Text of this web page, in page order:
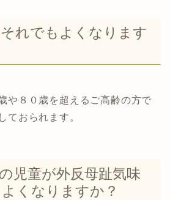
れでもよくなります
や８０歳を超えるご高齢の方で
ておられます。
児童が外反母趾気味
くなりますか？